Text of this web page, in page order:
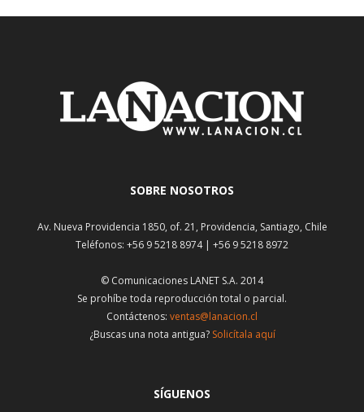
SOBRE NOSOTROS
Av. Nueva Providencia 1850, of. 21, Providencia, Santiago, Chile
Teléfonos: +56 9 5218 8974 | +56 9 5218 8972
© Comunicaciones LANET S.A. 2014
Se prohíbe toda reproducción total o parcial.
Contáctenos: ventas@lanacion.cl
¿Buscas una nota antigua? Solicítala aquí
SÍGUENOS